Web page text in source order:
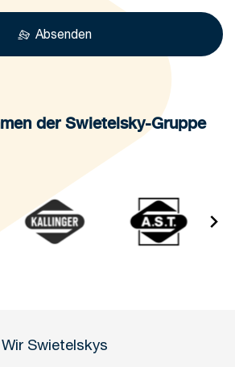
Absenden
der Swietelsky-Gruppe
Wir Swietelskys